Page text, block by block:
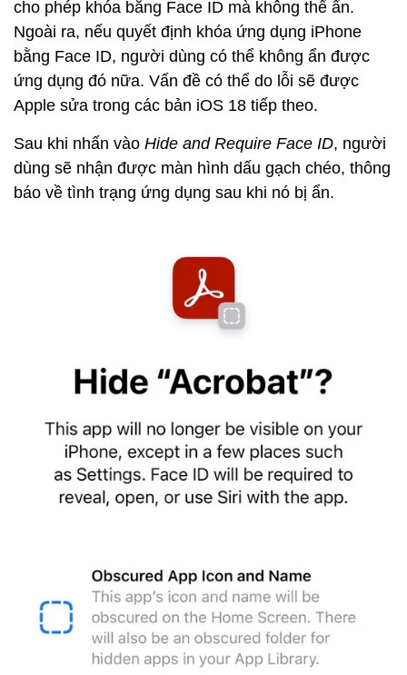
cho phép khóa bằng Face ID mà không thể ẩn.
Ngoài ra, nếu quyết định khóa ứng dụng iPhone
bằng Face ID, người dùng có thể không ẩn được
ứng dụng đó nữa. Vấn đề có thể do lỗi sẽ được
Apple sửa trong các bản iOS 18 tiếp theo.
Sau khi nhấn vào Hide and Require Face ID, người
dùng sẽ nhận được màn hình dấu gạch chéo, thông
báo về tình trạng ứng dụng sau khi nó bị ẩn.